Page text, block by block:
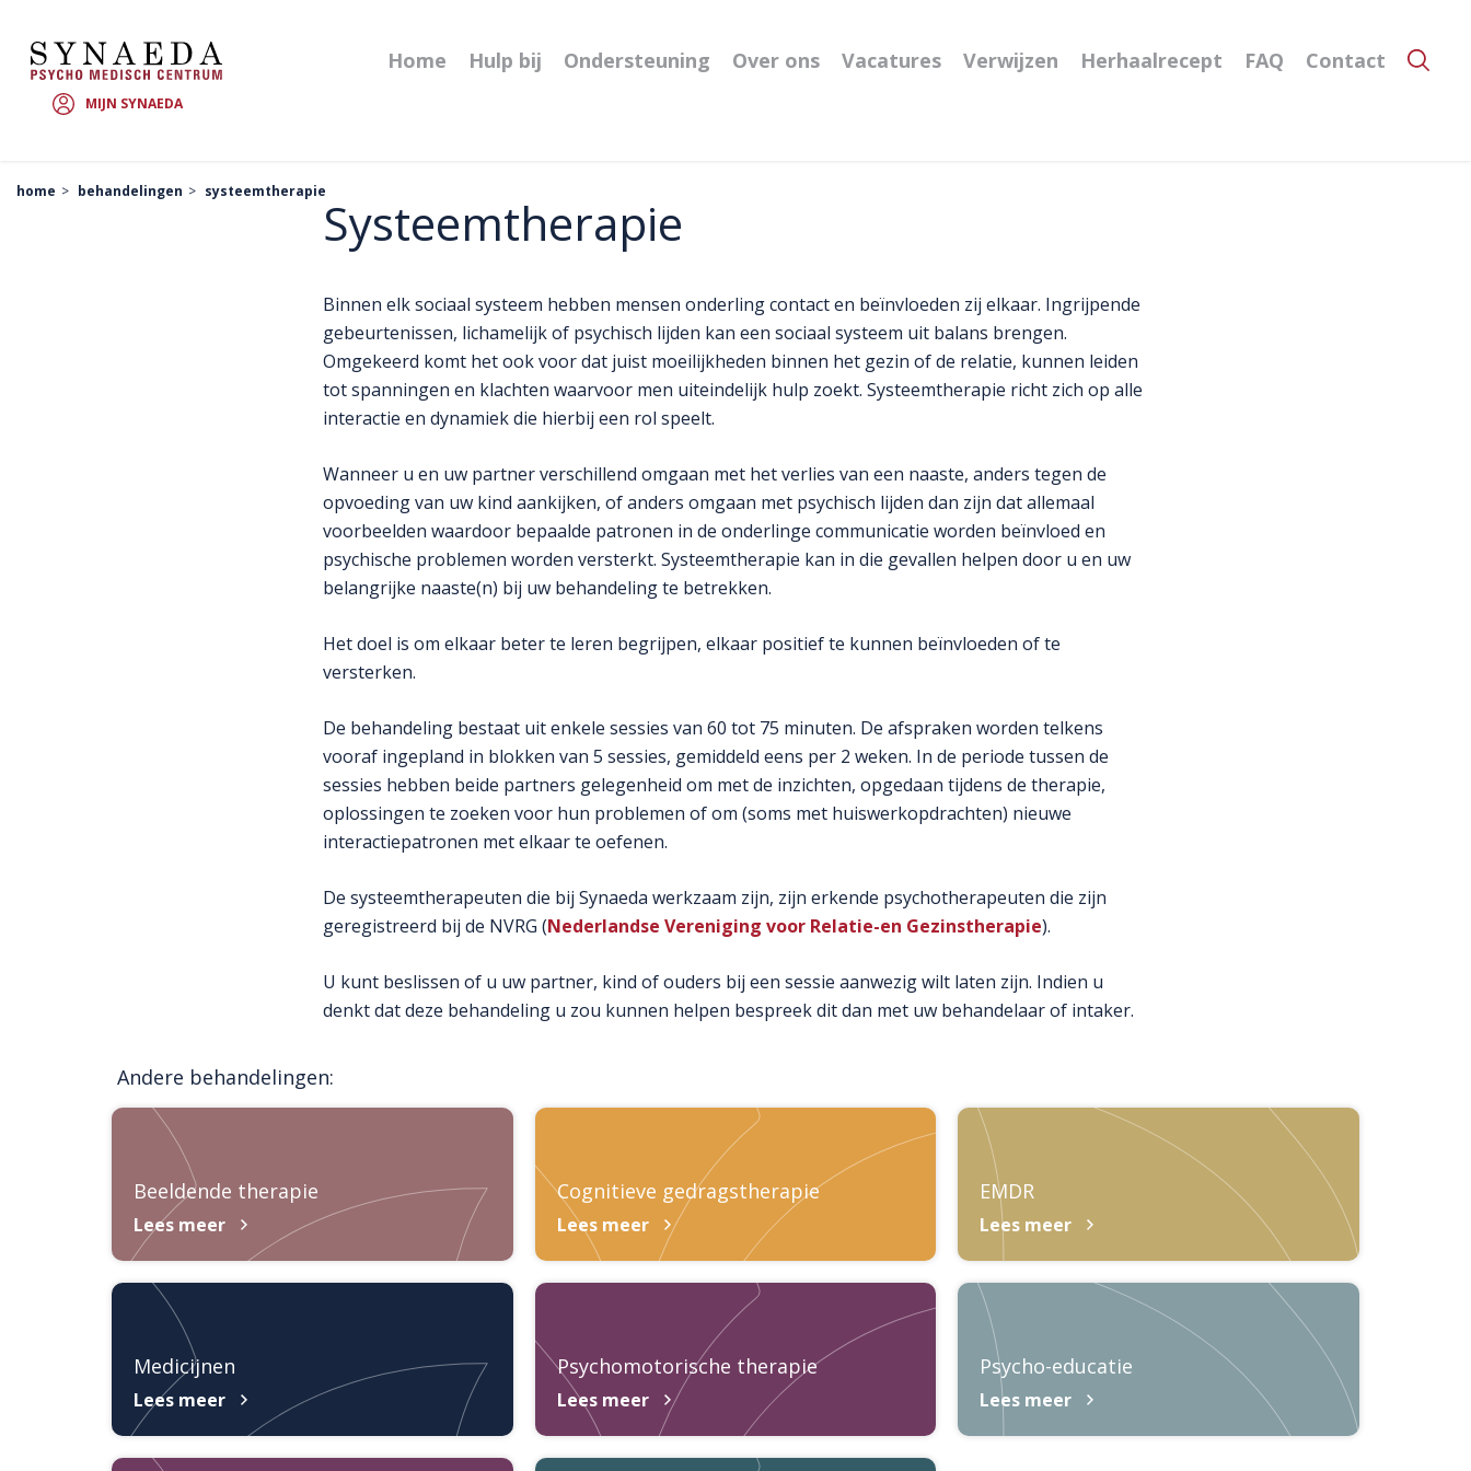
MIJN SYNAEDA
Home Hulp bij Ondersteuning Over ons Vacatures Verwijzen Herhaalrecept FAQ Contact
home behandelingen systeemtherapie
Systeemtherapie
Binnen elk sociaal systeem hebben mensen onderling contact en beïnvloeden zij elkaar. Ingrijpende
gebeurtenissen, lichamelijk of psychisch lijden kan een sociaal systeem uit balans brengen.
Omgekeerd komt het ook voor dat juist moeilijkheden binnen het gezin of de relatie, kunnen leiden
tot spanningen en klachten waarvoor men uiteindelijk hulp zoekt. Systeemtherapie richt zich op alle
interactie en dynamiek die hierbij een rol speelt.
Wanneer u en uw partner verschillend omgaan met het verlies van een naaste, anders tegen de
opvoeding van uw kind aankijken, of anders omgaan met psychisch lijden dan zijn dat allemaal
voorbeelden waardoor bepaalde patronen in de onderlinge communicatie worden beïnvloed en
psychische problemen worden versterkt. Systeemtherapie kan in die gevallen helpen door u en uw
belangrijke naaste(n) bij uw behandeling te betrekken.
Het doel is om elkaar beter te leren begrijpen, elkaar positief te kunnen beïnvloeden of te
versterken.
De behandeling bestaat uit enkele sessies van 60 tot 75 minuten. De afspraken worden telkens
vooraf ingepland in blokken van 5 sessies, gemiddeld eens per 2 weken. In de periode tussen de
sessies hebben beide partners gelegenheid om met de inzichten, opgedaan tijdens de therapie,
oplossingen te zoeken voor hun problemen of om (soms met huiswerkopdrachten) nieuwe
interactiepatronen met elkaar te oefenen.
De systeemtherapeuten die bij Synaeda werkzaam zijn, zijn erkende psychotherapeuten die zijn
geregistreerd bij de NVRG (Nederlandse Vereniging voor Relatie-en Gezinstherapie).
U kunt beslissen of u uw partner, kind of ouders bij een sessie aanwezig wilt laten zijn. Indien u
denkt dat deze behandeling u zou kunnen helpen bespreek dit dan met uw behandelaar of intaker.
Andere behandelingen:
Beeldende therapie
Lees meer
Cognitieve gedragstherapie
Lees meer
EMDR
Lees meer
Medicijnen
Lees meer
Psychomotorische therapie
Lees meer
Psycho-educatie
Lees meer